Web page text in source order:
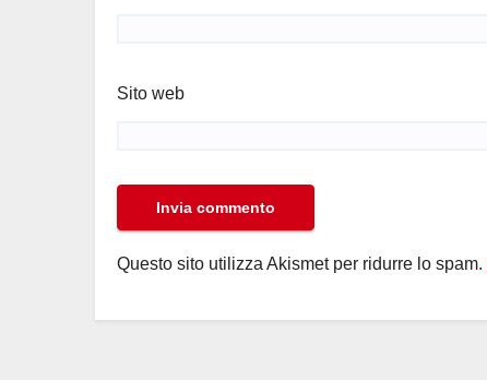
Sito web
Questo sito utilizza Akismet per ridurre lo spam.